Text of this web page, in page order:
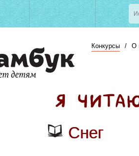
Конкурсы / О
Снег